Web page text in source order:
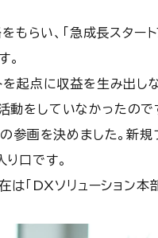
もらい、「急成長スター
。
を起点に収益を生み出し
をしていなかったので
参画を決めました。新規
口です。
「DXソリューション本